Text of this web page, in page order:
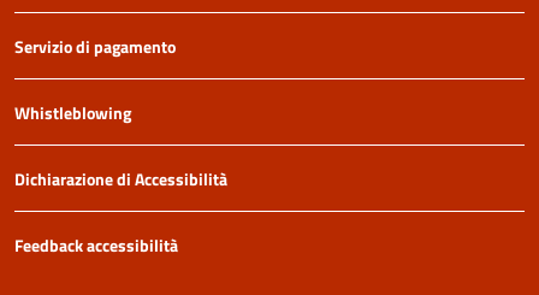
Servizio di pagamento
Whistleblowing
Dichiarazione di Accessibilità
Feedback accessibilità